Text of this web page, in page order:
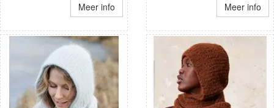
Meer info Meer info